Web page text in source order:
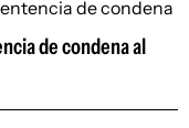
de condena al